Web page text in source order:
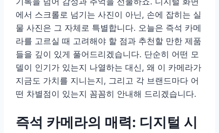
에서 스크롤로 넘기는 사진이 아닌, 손에 잡히는 실
물 사진은 그 자체로 특별합니다. 오늘은 즉석 카메
라를 고르실 때 고려해야 할 점과 추천할 만한 제품
들을 깊이 있게 풀어드리겠습니다. 단순히 어떤 모
델이 인기가 있는지 나열하는 대신, 왜 이 카메라가
지금도 가치를 지니는지, 그리고 각 브랜드마다 어
떤 차별점이 있는지 꼼꼼히 안내해 드리겠습니다.
즉석 카메라의 매력: 디지털 시